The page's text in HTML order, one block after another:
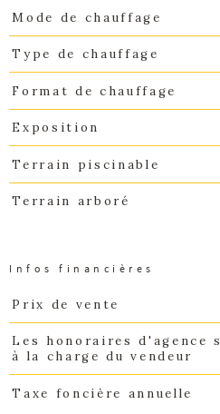
Mode de chauffage
Type de chauffage
Format de chauffage
Exposition
Terrain piscinable
Terrain arboré
Infos financières
Caractéristiques Valeurs
Prix de vente
Les honoraires d'agence
à la charge du vendeur
Taxe foncière annuelle